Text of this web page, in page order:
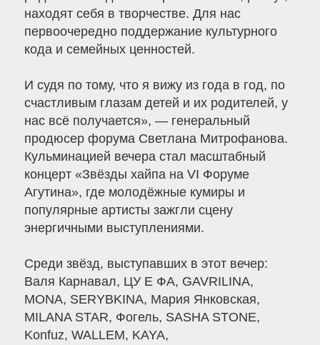
находят себя в творчестве. Для нас
первоочередно поддержание культурного
кода и семейных ценностей.
И судя по тому, что я вижу из года в год, по
счастливым глазам детей и их родителей, у
нас всё получается», — генеральный
продюсер форума Светлана Митрофанова.
Кульминацией вечера стал масштабный
концерт «Звёзды хайпа на VI Форуме
Агутина», где молодёжные кумиры и
популярные артисты зажгли сцену
энергичными выступлениями.
Среди звёзд, выступавших в этот вечер:
Валя Карнавал, ЦУ Е ФА, GAVRILINA,
MONA, SERYBKINA, Мария Янковская,
МILANA STAR, Фогель, SASHA STONE,
Konfuz, WALLEM, KAYA,